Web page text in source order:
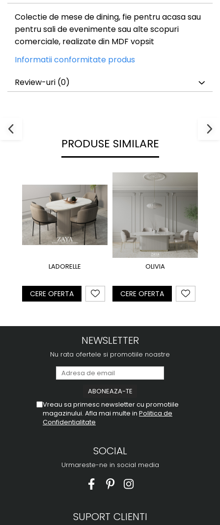
Colectie de mese de dining, fie pentru acasa sau
pentru sali de evenimente sau alte scopuri
comerciale, realizate din MDF vopsit
Informatii conformitate produs
Review-uri (0)
PRODUSE SIMILARE
LADORELLE
CERE OFERTA
OLIVIA
CERE OFERTA
NEWSLETTER
Nu rata ofertele si promotiile noastre
Vreau sa primesc newsletter cu promotiile
magazinului. Afla mai multe in Politica de
Confidentialitate
SOCIAL
Urmareste-ne in social media
SUPORT CLIENTI